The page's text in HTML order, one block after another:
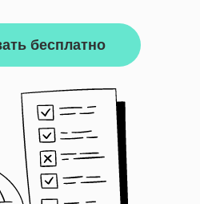
бесплатно